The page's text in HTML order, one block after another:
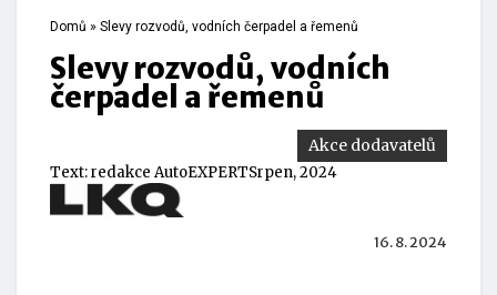
Domů » Slevy rozvodů, vodních čerpadel a řemenů
Slevy rozvodů, vodních
čerpadel a řemenů
Akce dodavatelů
Text:redakce AutoEXPERTSrpen, 2024
16. 8. 2024